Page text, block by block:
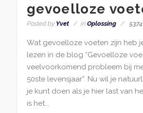
gevoelloze
Posted by Yvet in Oplossing 5374
Wat gevoelloze voeten zijn heb
lezen in de blog “Gevoelloze
veelvoorkomend probleem bij
50ste levensjaar”. Nu wil je
je kunt doen als je hier last van
is het...